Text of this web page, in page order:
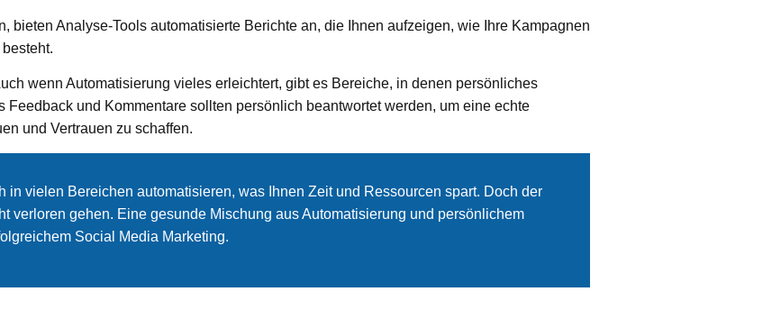
bieten Analyse-Tools automatisierte Berichte an, die Ihnen aufzeigen, wie Ihre Kampagnen
wenn Automatisierung vieles erleichtert, gibt es Bereiche, in denen persönliches
Feedback und Kommentare sollten persönlich beantwortet werden, um eine echte
und Vertrauen zu schaffen.
in vielen Bereichen automatisieren, was Ihnen Zeit und Ressourcen spart. Doch der
verloren gehen. Eine gesunde Mischung aus Automatisierung und persönlichem
Social Media Marketing.